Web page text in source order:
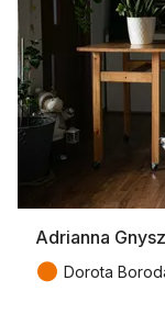
Adrianna
● Dorota